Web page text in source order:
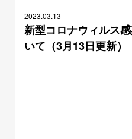
2023.03.13
新型コロナウィルス
いて（3月13日更新）